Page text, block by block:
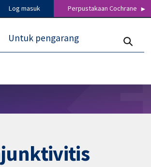
Log masuk Perpustakaan Cochrane
Untuk pengarang